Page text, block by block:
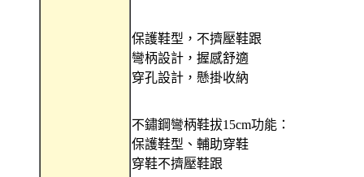
保護鞋型，不擠壓鞋跟
彎柄設計，握感舒適
穿孔設計，懸掛收納
不鏽鋼彎柄鞋拔15cm功能：
保護鞋型、輔助穿鞋
穿鞋不擠壓鞋跟